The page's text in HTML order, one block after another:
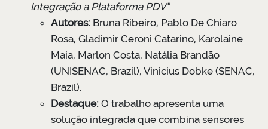
Integração a Plataforma PDV”
Autores: Bruna Ribeiro, Pablo De Chiaro
Rosa, Gladimir Ceroni Catarino, Karolaine
Maia, Marlon Costa, Natália Brandão
(UNISENAC, Brazil), Vinicius Dobke (SENAC,
Brazil).
Destaque: O trabalho apresenta uma
solução integrada que combina sensores